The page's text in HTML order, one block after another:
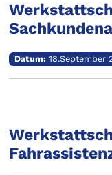
Datum:18.September